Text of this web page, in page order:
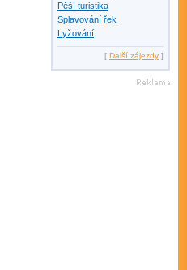
Pěší turistika
Splavování řek
Lyžování
[ Další zájezdy ]